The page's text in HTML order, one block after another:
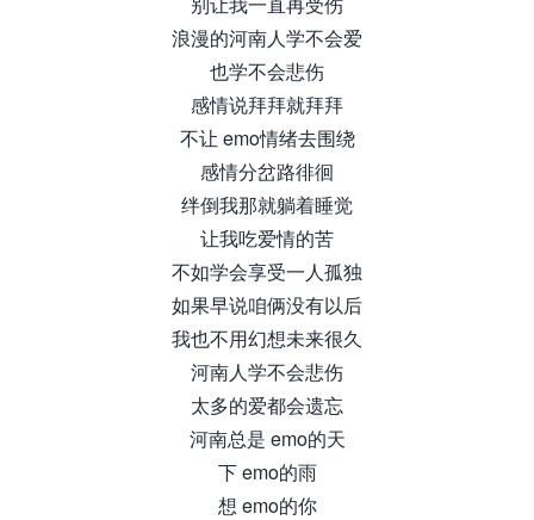
浪漫的河南人学不会爱
也学不会悲伤
感情说拜拜就拜拜
不让 emo情绪去围绕
感情分岔路徘徊
绊倒我那就躺着睡觉
让我吃爱情的苦
不如学会享受一人孤独
如果早说咱俩没有以后
我也不用幻想未来很久
河南人学不会悲伤
太多的爱都会遗忘
河南总是 emo的天
下 emo的雨
想 emo的你